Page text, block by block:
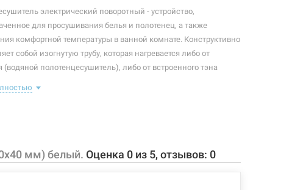
электрический поворотный - устройство,
для просушивания белья и полотенец, а также
комфортной температуры в ванной комнате. Конструктивно
собой изогнутую трубу, которая нагревается либо от
(водяной полотенцесушитель), либо от встроенного тэна
полотенцесушитель станет незаменимым элементом
изменения, магазин ответственности не несет.
мм) белый. Оценка 0 из 5, отзывов: 0